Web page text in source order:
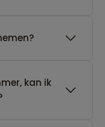
kan ik